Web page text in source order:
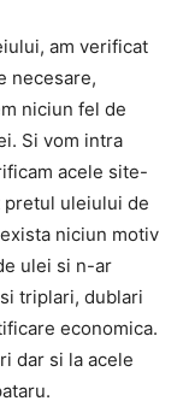
am verificat
necesare,
niciun fel de
Si vom intra
acele site-
uleiului de
niciun motiv
ulei si n-ar
triplari, dublari
economica.
dar si la acele